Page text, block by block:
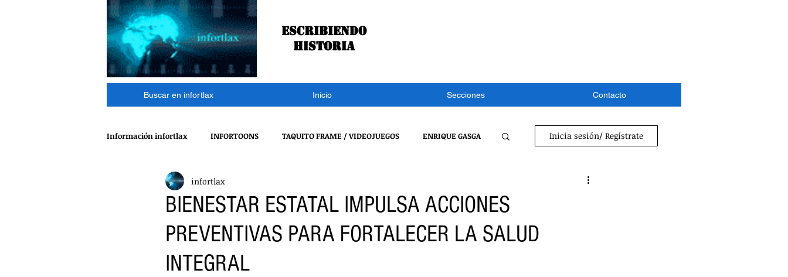
Buscar en infortlax Inicio Secciones Contacto
Escribiendo
historia
Información infortlax INFORTOONS TAQUITO FRAME / VIDEOJUEGOS ENRIQUE GASGA
ESPECTACULOS CINE
INTERNACIONAL REFLEXIONES DE UN BURRO VIDEOJUEGOS
Inicia sesión/ Regístrate
BIENESTAR ESTATAL IMPULSA ACCIONES
PREVENTIVAS PARA FORTALECER LA SALUD
INTEGRAL
infortlax